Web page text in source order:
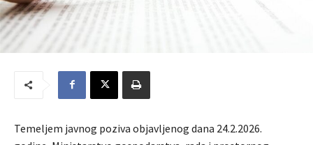
Temeljem javnog poziva objavljenog dana 24.2.2026.